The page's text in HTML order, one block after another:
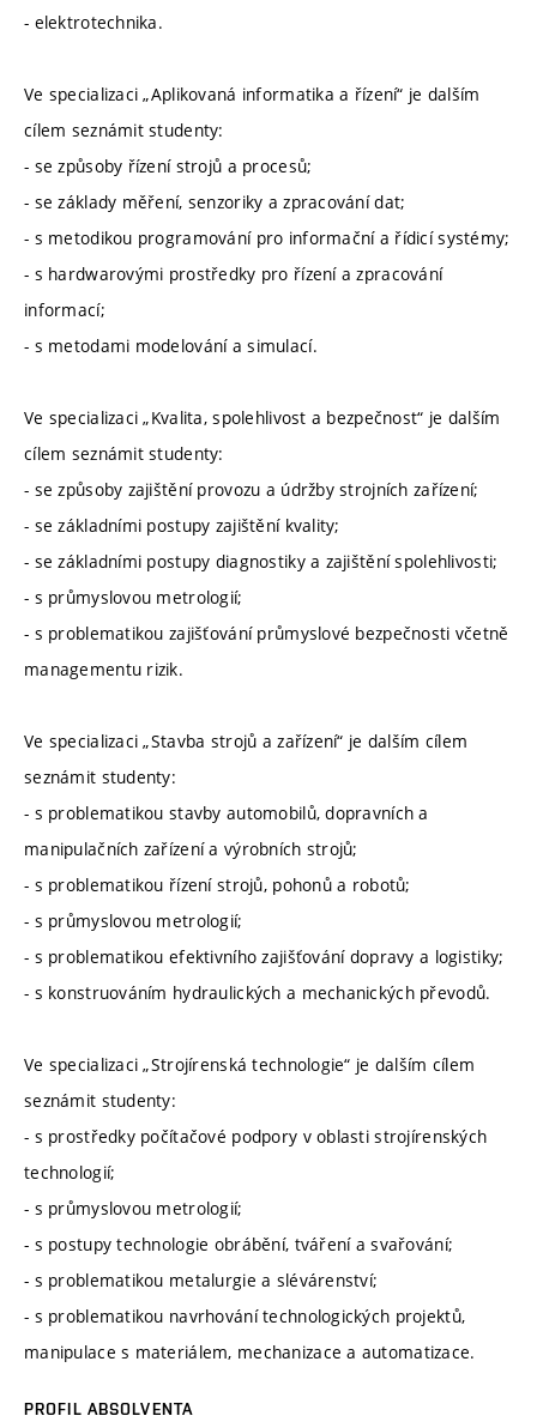
- elektrotechnika.
Ve specializaci „Aplikovaná informatika a řízení“ je dalším
cílem seznámit studenty:
- se způsoby řízení strojů a procesů;
- se základy měření, senzoriky a zpracování dat;
- s metodikou programování pro informační a řídicí systémy;
- s hardwarovými prostředky pro řízení a zpracování
informací;
- s metodami modelování a simulací.
Ve specializaci „Kvalita, spolehlivost a bezpečnost“ je dalším
cílem seznámit studenty:
- se způsoby zajištění provozu a údržby strojních zařízení;
- se základními postupy zajištění kvality;
- se základními postupy diagnostiky a zajištění spolehlivosti;
- s průmyslovou metrologií;
- s problematikou zajišťování průmyslové bezpečnosti včetně
managementu rizik.
Ve specializaci „Stavba strojů a zařízení“ je dalším cílem
seznámit studenty:
- s problematikou stavby automobilů, dopravních a
manipulačních zařízení a výrobních strojů;
- s problematikou řízení strojů, pohonů a robotů;
- s průmyslovou metrologií;
- s problematikou efektivního zajišťování dopravy a logistiky;
- s konstruováním hydraulických a mechanických převodů.
Ve specializaci „Strojírenská technologie“ je dalším cílem
seznámit studenty:
- s prostředky počítačové podpory v oblasti strojírenských
technologií;
- s průmyslovou metrologií;
- s postupy technologie obrábění, tváření a svařování;
- s problematikou metalurgie a slévárenství;
- s problematikou navrhování technologických projektů,
manipulace s materiálem, mechanizace a automatizace.
PROFIL ABSOLVENTA